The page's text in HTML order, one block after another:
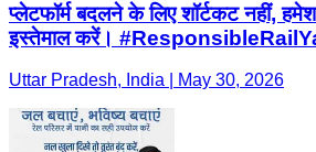
प्लेटफॉर्म बदलने के लिए शॉर्टकट नहीं,
इस्तेमाल करें।
Uttar Pradesh, India | May 30, 2026